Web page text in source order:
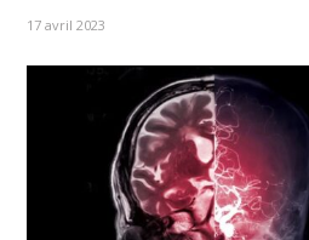
17 avril 2023